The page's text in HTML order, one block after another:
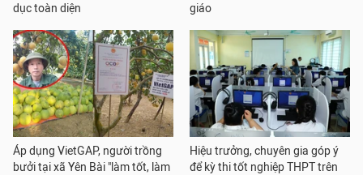
dục toàn diện
giáo
Áp dụng VietGAP, người trồng
bưởi tại xã Yên Bài "làm tốt, làm
Hiệu trưởng, chuyên gia góp ý
để kỳ thi tốt nghiệp THPT trên